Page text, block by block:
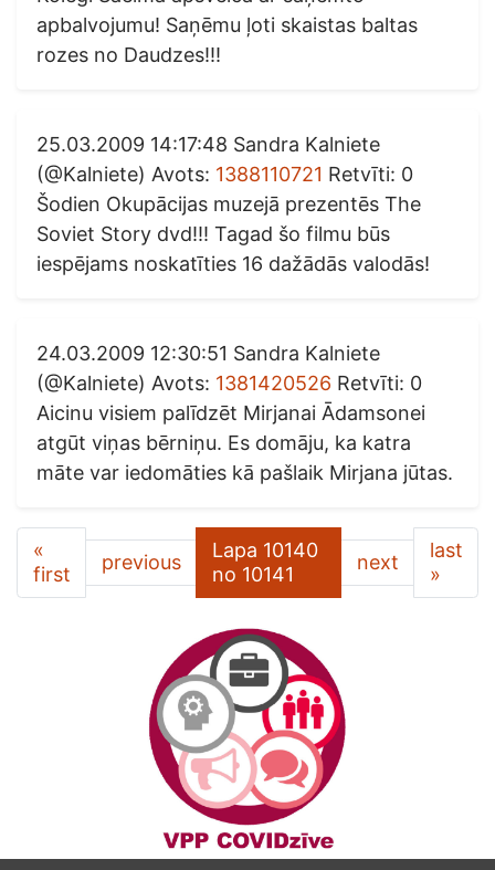
apbalvojumu! Saņēmu ļoti skaistas baltas
rozes no Daudzes!!!
25.03.2009 14:17:48 Sandra Kalniete
(@Kalniete) Avots: 1388110721 Retvīti: 0
Šodien Okupācijas muzejā prezentēs The
Soviet Story dvd!!! Tagad šo filmu būs
iespējams noskatīties 16 dažādās valodās!
24.03.2009 12:30:51 Sandra Kalniete
(@Kalniete) Avots: 1381420526 Retvīti: 0
Aicinu visiem palīdzēt Mirjanai Ādamsonei
atgūt viņas bērniņu. Es domāju, ka katra
māte var iedomāties kā pašlaik Mirjana jūtas.
«
first
previous
Lapa 10140
no 10141
next
last
»